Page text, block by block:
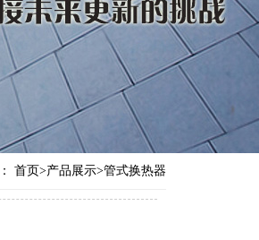
首页>产品展示>管式换热器